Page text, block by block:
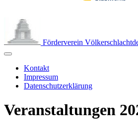
Förderverein
Kontakt
Impressum
Datenschutzerklärung
Veranstaltungen